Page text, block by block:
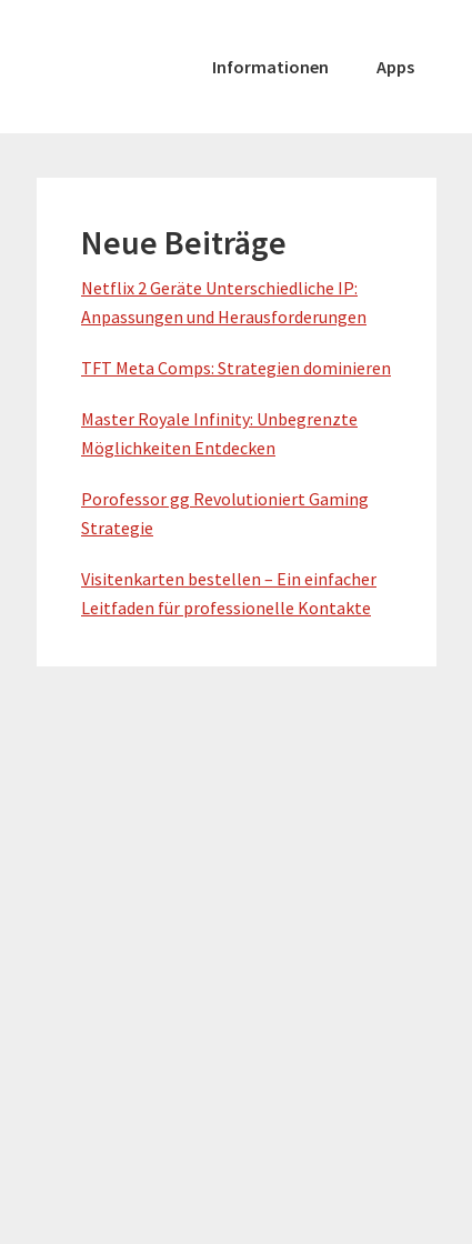
Informationen Apps
Sidebar
Neue Beiträge
Netflix 2 Geräte Unterschiedliche IP:
Anpassungen und Herausforderungen
TFT Meta Comps: Strategien dominieren
Master Royale Infinity: Unbegrenzte
Möglichkeiten Entdecken
Porofessor gg Revolutioniert Gaming
Strategie
Visitenkarten bestellen – Ein einfacher
Leitfaden für professionelle Kontakte